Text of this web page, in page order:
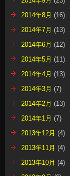
2014年8月 (16)
2014年7月 (13)
2014年6月 (12)
2014年5月 (11)
2014年4月 (13)
2014年3月 (7)
2014年2月 (13)
2014年1月 (7)
2013年12月 (4)
2013年11月 (4)
2013年10月 (4)